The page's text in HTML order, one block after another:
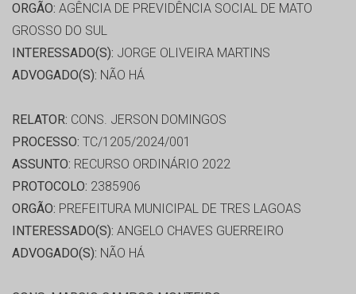
ORGÃO: AGÊNCIA DE PREVIDÊNCIA SOCIAL DE MATO
GROSSO DO SUL
INTERESSADO(S): JORGE OLIVEIRA MARTINS
ADVOGADO(S): NÃO HÁ
RELATOR: CONS. JERSON DOMINGOS
PROCESSO: TC/1205/2024/001
ASSUNTO: RECURSO ORDINÁRIO 2022
PROTOCOLO: 2385906
ORGÃO: PREFEITURA MUNICIPAL DE TRES LAGOAS
INTERESSADO(S): ANGELO CHAVES GUERREIRO
ADVOGADO(S): NÃO HÁ